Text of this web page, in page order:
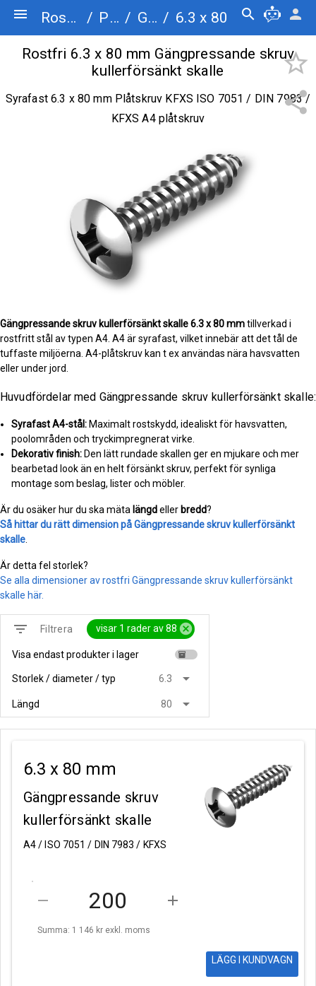
menu Rostfriskruv.se / Plåtskruv / Gängpressande skruv kullerförsänkt skalle / 6.3 x 80 search person
share
star_border
Rostfri 6.3 x 80 mm Gängpressande skruv
kullerförsänkt skalle
Syrafast 6.3 x 80 mm Plåtskruv KFXS ISO 7051 / DIN 7983 /
KFXS A4 plåtskruv
Gängpressande skruv kullerförsänkt skalle6.3 x 80 mmtillverkad i
rostfritt stål av typen A4. A4 är syrafast, vilket innebär att det tål de
tuffaste miljöerna. A4-plåtskruv kan t ex användas nära havsvatten
eller under jord.
Huvudfördelar med Gängpressande skruv kullerförsänkt skalle:
Syrafast A4-stål: Maximalt rostskydd, idealiskt för havsvatten,
poolområden och tryckimpregnerat virke.
Dekorativ finish: Den lätt rundade skallen ger en mjukare och mer
bearbetad look än en helt försänkt skruv, perfekt för synliga
montage som beslag, lister och möbler.
Är du osäker hur du ska mäta längdeller bredd?
Så hittar du rätt dimension på Gängpressande skruv kullerförsänkt
skalle
Är detta fel storlek?
Se alla dimensioner av rostfri Gängpressande skruv kullerförsänkt
skalle här.
filter_list Filtrera visar 1 rader av 88 cancel
Visa endast produkter i lager inventory
Storlek / diameter / typ 6.3 arrow_drop_down
Längd 80 arrow_drop_down
6.3 x 80 mm
Gängpressande skruv
kullerförsänkt skalle
A4 / ISO 7051 / DIN 7983 / KFXS
remove add
Summa: 1 146 kr exkl. moms
LÄGG I KUNDVAGN